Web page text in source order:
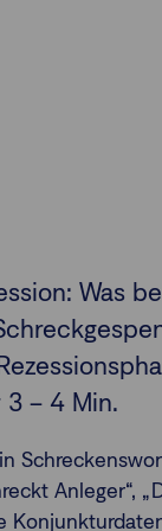
Was
3 – 4 Min.
Anleger“,